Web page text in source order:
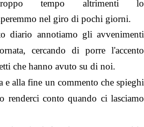
tempo altrimenti lo
nel giro di pochi giorni.
diario annotiamo gli avvenimenti
cercando di porre l'accento
che hanno avuto su di noi.
e alla fine un commento che spieghi
renderci conto quando ci lasciamo